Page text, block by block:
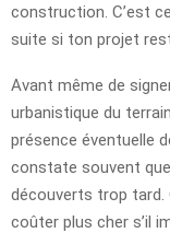
construction. C’est
suite si ton projet
Avant même de
urbanistique du
présence éventuelle
constate souvent
découverts trop tard.
coûter plus cher s’il